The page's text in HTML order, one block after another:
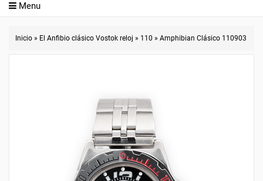
Menu
Inicio » El Anfibio clásico Vostok reloj » 110 » Amphibian Clásico 110903